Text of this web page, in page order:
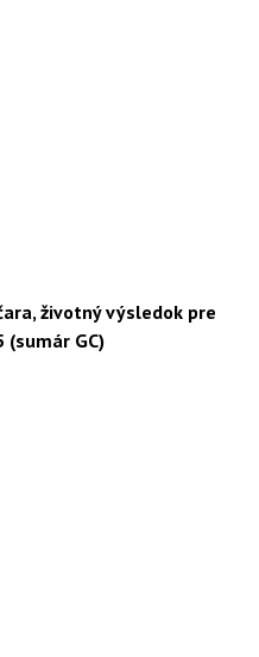
životný výsledok pre
(sumár GC)